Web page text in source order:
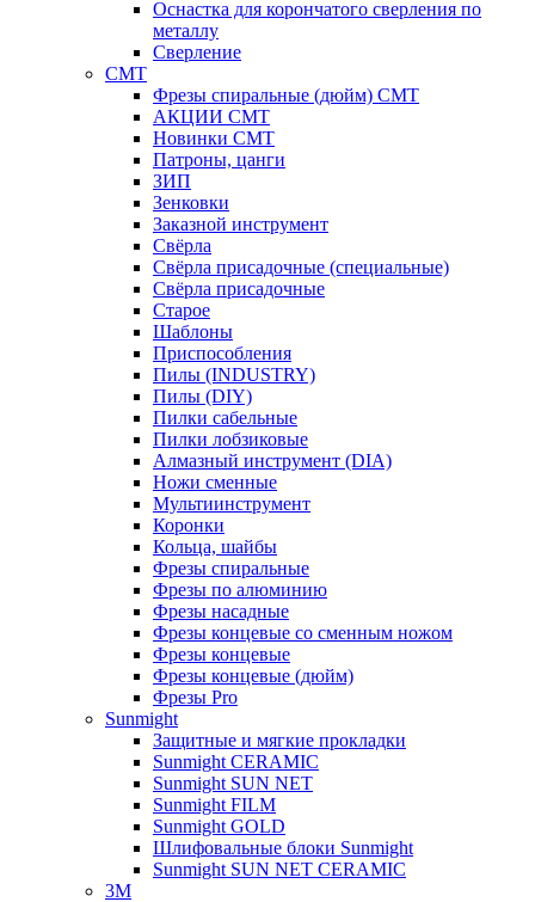
Оснастка для корончатого сверления по
металлу
Сверление
CMT
Фрезы спиральные (дюйм) СМТ
АКЦИИ СМТ
Новинки CMT
Патроны, цанги
ЗИП
Зенковки
Заказной инструмент
Свёрла
Свёрла присадочные (специальные)
Свёрла присадочные
Старое
Шаблоны
Приспособления
Пилы (INDUSTRY)
Пилы (DIY)
Пилки сабельные
Пилки лобзиковые
Алмазный инструмент (DIA)
Ножи сменные
Мультиинструмент
Коронки
Кольца, шайбы
Фрезы спиральные
Фрезы по алюминию
Фрезы насадные
Фрезы концевые со сменным ножом
Фрезы концевые
Фрезы концевые (дюйм)
Фрезы Pro
Sunmight
Защитные и мягкие прокладки
Sunmight CERAMIC
Sunmight SUN NET
Sunmight FILM
Sunmight GOLD
Шлифовальные блоки Sunmight
Sunmight SUN NET CERAMIC
3M